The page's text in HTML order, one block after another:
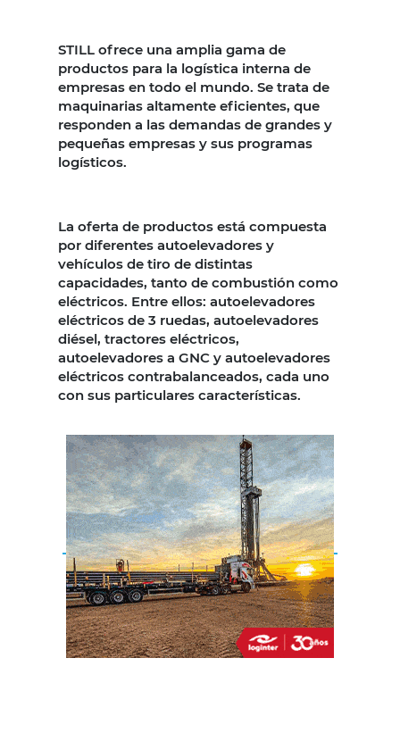
STILL ofrece una amplia gama de
productos para la logística interna de
empresas en todo el mundo. Se trata de
maquinarias altamente eficientes, que
responden a las demandas de grandes y
pequeñas empresas y sus programas
logísticos.
La oferta de productos está compuesta
por diferentes autoelevadores y
vehículos de tiro de distintas
capacidades, tanto de combustión como
eléctricos. Entre ellos: autoelevadores
eléctricos de 3 ruedas, autoelevadores
diésel, tractores eléctricos,
autoelevadores a GNC y autoelevadores
eléctricos contrabalanceados, cada uno
con sus particulares características.